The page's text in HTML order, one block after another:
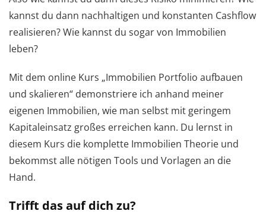
kannst du dann nachhaltigen und konstanten Cashflow
realisieren? Wie kannst du sogar von Immobilien
leben?
Mit dem online Kurs „Immobilien Portfolio aufbauen
und skalieren“ demonstriere ich anhand meiner
eigenen Immobilien, wie man selbst mit geringem
Kapitaleinsatz großes erreichen kann. Du lernst in
diesem Kurs die komplette Immobilien Theorie und
bekommst alle nötigen Tools und Vorlagen an die
Hand.
Trifft das auf dich zu?